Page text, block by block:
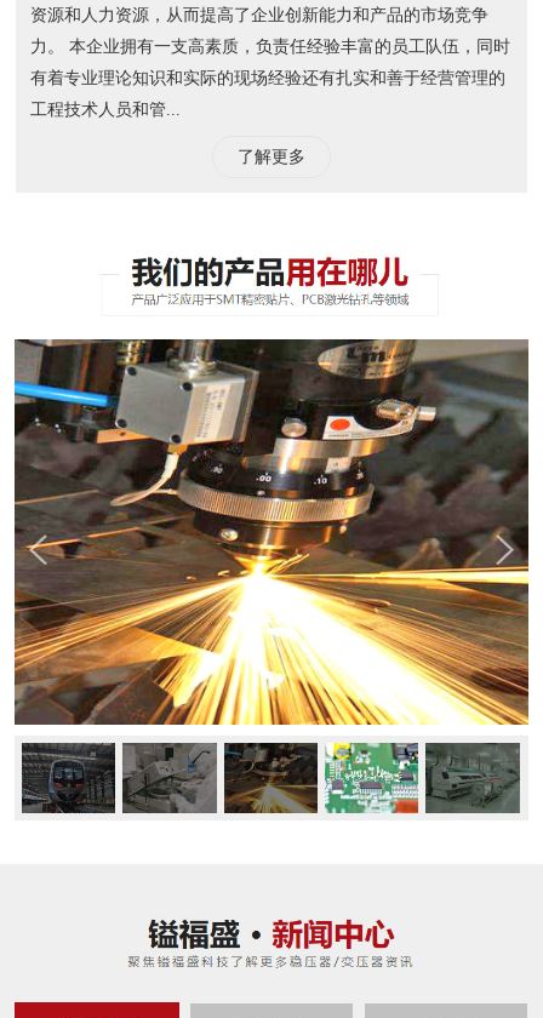
资源和人力资源，从而提高了企业创新能力和产品的市场竞争
力。 本企业拥有一支高素质，负责任经验丰富的员工队伍，同时
有着专业理论知识和实际的现场经验还有扎实和善于经营管理的
工程技术人员和管...
了解更多